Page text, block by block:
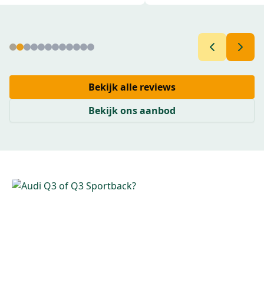
Bekijk alle reviews
Bekijk ons aanbod